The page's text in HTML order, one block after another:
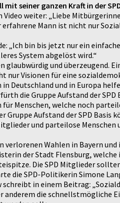
seiner ganzen Kraft in der
weiter: „Liebe
erfahrene Mann ist nicht nur
„Ich bin bis jetzt nur ein
System abgelöst wird.“
und überzeugend.
Visionen für eine
Deutschland und in Europa
die Gruppe Aufstand der SPD
für Menschen, welche noch
Aufstand der SPD
und parteilose
verlorenen Wahlen in Bayern
der Stadt Flensburg,
Die SPD Mitglieder
die SPD-Politikerin Simone
schreibt in einem Beitrag:
die schnellstmögliche